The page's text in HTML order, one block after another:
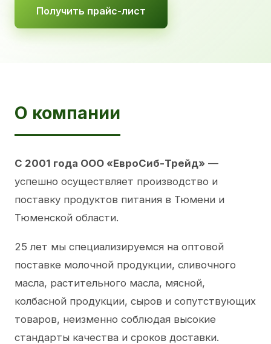
Получить прайс-лист
О компании
С 2001 года ООО «ЕвроСиб-Трейд» —
успешно осуществляет производство и
поставку продуктов питания в Тюмени и
Тюменской области.
25 лет мы специализируемся на оптовой
поставке молочной продукции, сливочного
масла, растительного масла, мясной,
колбасной продукции, сыров и сопутствующих
товаров, неизменно соблюдая высокие
стандарты качества и сроков доставки.